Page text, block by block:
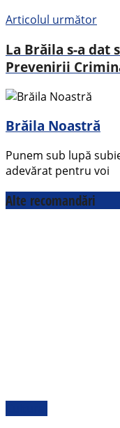
Articolul următor
La Brăila s-a dat
Prevenirii
Brăila Noastră
Punem sub lupă
adevărat pentru voi
Alte recomandări